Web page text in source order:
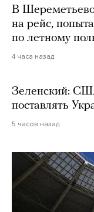
В
на рейс,
по летному
4 часа назад
Зеленский:
поставлять
5 часов назад